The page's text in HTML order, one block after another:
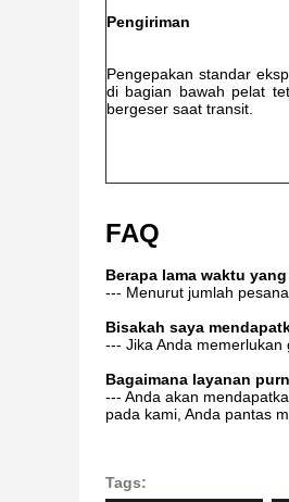
Pengiriman
Pengepakan standar
di bagian bawah pelat
bergeser saat transit.
FAQ
Berapa lama waktu
--- Menurut jumlah
Bisakah saya
--- Jika Anda memerlukan
Bagaimana layanan
--- Anda akan
pada kami, Anda pantas
Tags: